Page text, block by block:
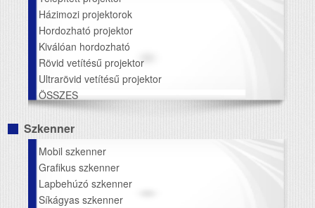
Házimozi projektorok
Hordozható projektor
Kiválóan hordozható
Rövid vetítésű projektor
Ultrarövid vetítésű projektor
ÖSSZES
Szkenner
Mobil szkenner
Grafikus szkenner
Lapbehúzó szkenner
Síkágyas szkenner